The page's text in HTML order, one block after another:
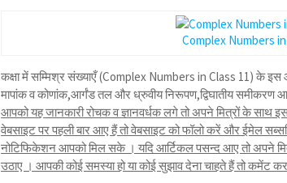
Complex Numbers in
कक्षा में सम्मिश्र संख्याएँ (Complex Numbers in Class 11) के
मापांक व कोणांक,आर्गंड तल और ध्रुवीय निरूपण,द्विघातीय समीकरण
आपको यह जानकारी रोचक व ज्ञानवर्धक लगे तो अपने मित्रों के
वेबसाइट पर पहली बार आए हैं तो वेबसाइट को फॉलो करें और ईमेल
नोटिफिकेशन आपको मिल सके । यदि आर्टिकल पसन्द आए तो अपने
उठाए । आपकी कोई समस्या हो या कोई सुझाव देना चाहते हैं तो कमेंट